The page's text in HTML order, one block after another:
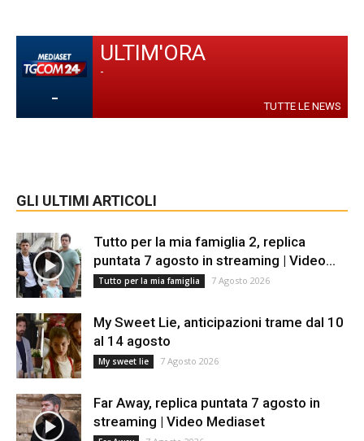
-
ULTIM'ORA
-
TUTTE LE NEWS
GLI ULTIMI ARTICOLI
Tutto per la mia famiglia 2, replica
puntata 7 agosto in streaming | Video...
Tutto per la mia famiglia 7 Agosto 2026
My Sweet Lie, anticipazioni trame dal 10
al 14 agosto
My sweet lie 7 Agosto 2026
Far Away, replica puntata 7 agosto in
streaming | Video Mediaset